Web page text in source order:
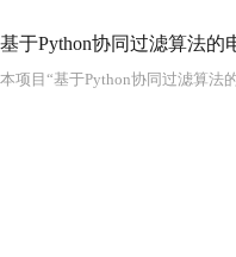
基于Python协同过滤算法的
本项目“基于Python协同过滤算法